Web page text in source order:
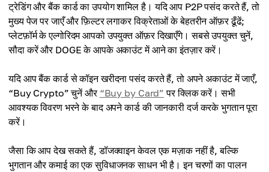
ट्रेडिंग और बैंक कार्ड का उपयोग शामिल है। यदि आप P2P पसंद करते हैं, तो
मुख्य पेज पर जाएँ और फ़िल्टर लगाकर विक्रेताओं के बेहतरीन ऑफ़र ढूँढें;
प्लेटफ़ॉर्म के एल्गोरिदम आपको उपयुक्त ऑफ़र दिखाएँगे। सबसे उपयुक्त चुनें,
सौदा करें और DOGE के आपके अकाउंट में आने का इंतज़ार करें।
यदि आप बैंक कार्ड से कॉइन खरीदना पसंद करते हैं, तो अपने अकाउंट में जाएँ,
“Buy Crypto” चुनें और “Buy by Card” पर क्लिक करें। सभी
आवश्यक विवरण भरने के बाद अपने कार्ड की जानकारी दर्ज करके भुगतान पूरा
करें।
जैसा कि आप देख सकते हैं, डॉजक्वाइन केवल एक मज़ाक नहीं है, बल्कि
भुगतान और कमाई का एक सुविधाजनक साधन भी है। इन चरणों का पालन